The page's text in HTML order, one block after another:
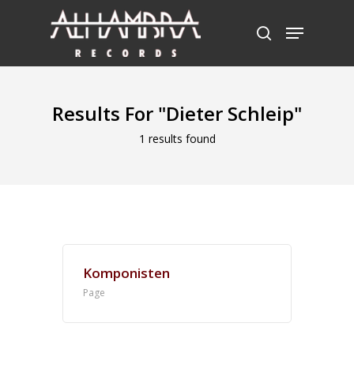
Results For "Dieter Schleip"
1 results found
Komponisten
Page